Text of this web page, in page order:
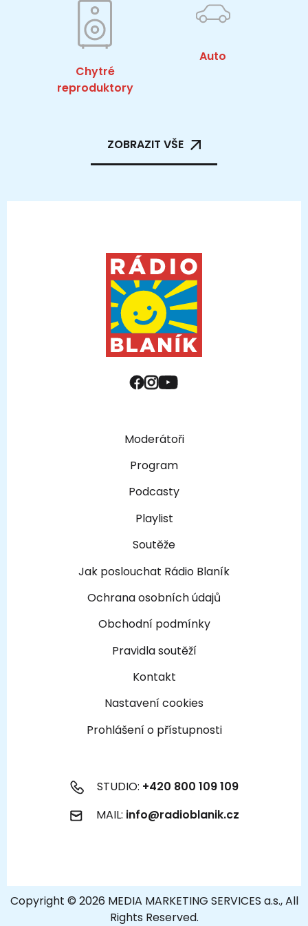
Chytré
reproduktory
Auto
ZOBRAZIT VŠE
Moderátoři
Program
Podcasty
Playlist
Soutěže
Jak poslouchat Rádio Blaník
Ochrana osobních údajů
Obchodní podmínky
Pravidla soutěží
Kontakt
Nastavení cookies
Prohlášení o přístupnosti
STUDIO: +420 800 109 109
MAIL: info@radioblanik.cz
Copyright © 2026 MEDIA MARKETING SERVICES a.s., All
Rights Reserved.